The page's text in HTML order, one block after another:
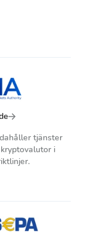
tjänster
i